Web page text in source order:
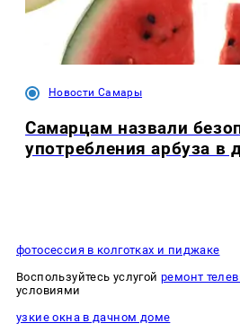
Новости Самары
Самарцам назвали
употребления арбуза в
фотосессия в колготках и пиджаке
Воспользуйтесь услугой ремонт
условиями
узкие окна в дачном доме